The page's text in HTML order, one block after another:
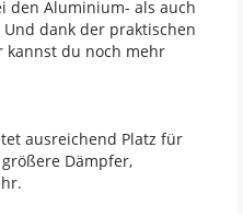
den Aluminium- als auch
dank der praktischen
kannst du noch mehr
ausreichend Platz für
Dämpfer,